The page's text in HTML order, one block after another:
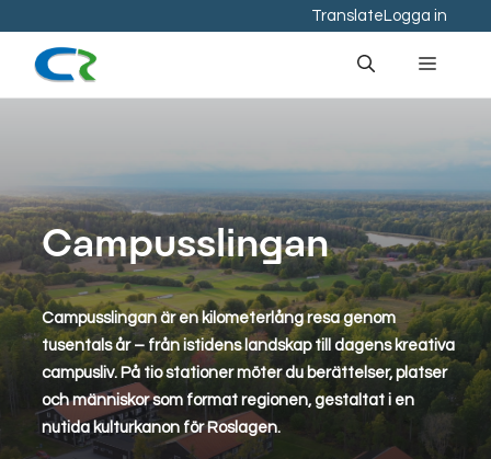
innehåll
Translate Logga in
Meny
Campusslingan
Campusslingan är en kilometerlång resa genom
tusentals år – från istidens landskap till dagens kreativa
campusliv. På tio stationer möter du berättelser, platser
och människor som format regionen, gestaltat i en
nutida kulturkanon för Roslagen.